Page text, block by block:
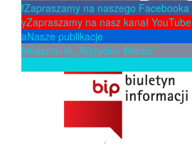
fZapraszamy na naszego Facebooka
yZapraszamy na nasz kanał YouTube
aNasze publikacje
bKwartalnik „Wyryckie Wieści”